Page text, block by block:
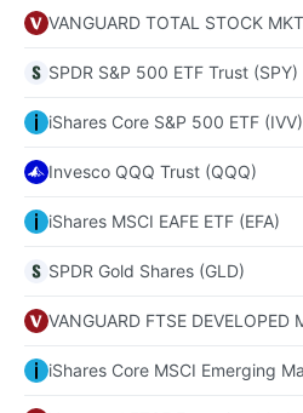
VANGUARD TOTAL STOCK
SPDR S&P 500 ETF Trust (SPY)
iShares Core S&P 500 ETF (IVV)
Invesco QQQ Trust (QQQ)
iShares MSCI EAFE ETF (EFA)
SPDR Gold Shares (GLD)
VANGUARD FTSE DEVELOPED
iShares Core MSCI Emerging